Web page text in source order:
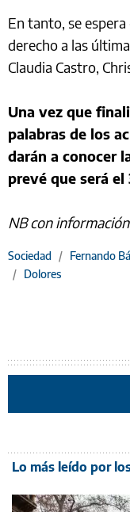
En tanto, se
derecho a las
Claudia Castro,
Una vez que
palabras de los
darán a conocer
prevé que será el
NB con
Sociedad / Fernando
/ Dolores
Lo más leído por